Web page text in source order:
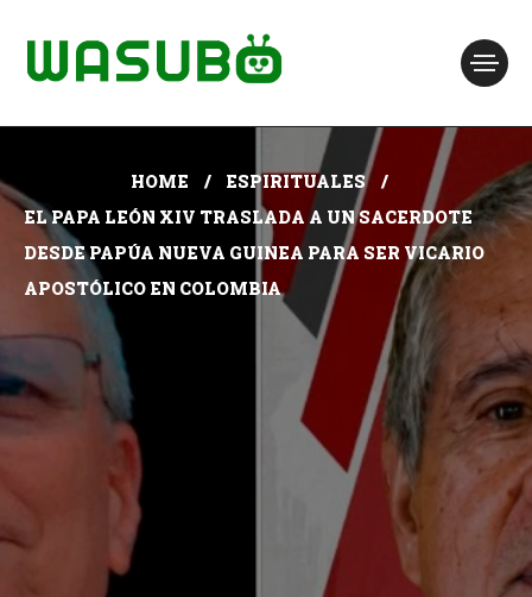
HOME
ESPIRITUALES
EL PAPA LEÓN XIV TRASLADA A UN SACERDOTE
DESDE PAPÚA NUEVA GUINEA PARA SER VICARIO
APOSTÓLICO EN COLOMBIA